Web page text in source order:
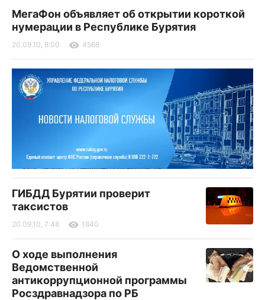
МегаФон объявляет об открытии короткой
нумерации в Республике Бурятия
20.09.10, 8:00 4568
ГИБДД Бурятии проверит
таксистов
20.09.10, 7:48 1840
О ходе выполнения
Ведомственной
антикоррупционной программы
Росздравнадзора по РБ